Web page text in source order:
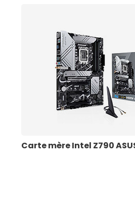
Carte mère Intel Z790